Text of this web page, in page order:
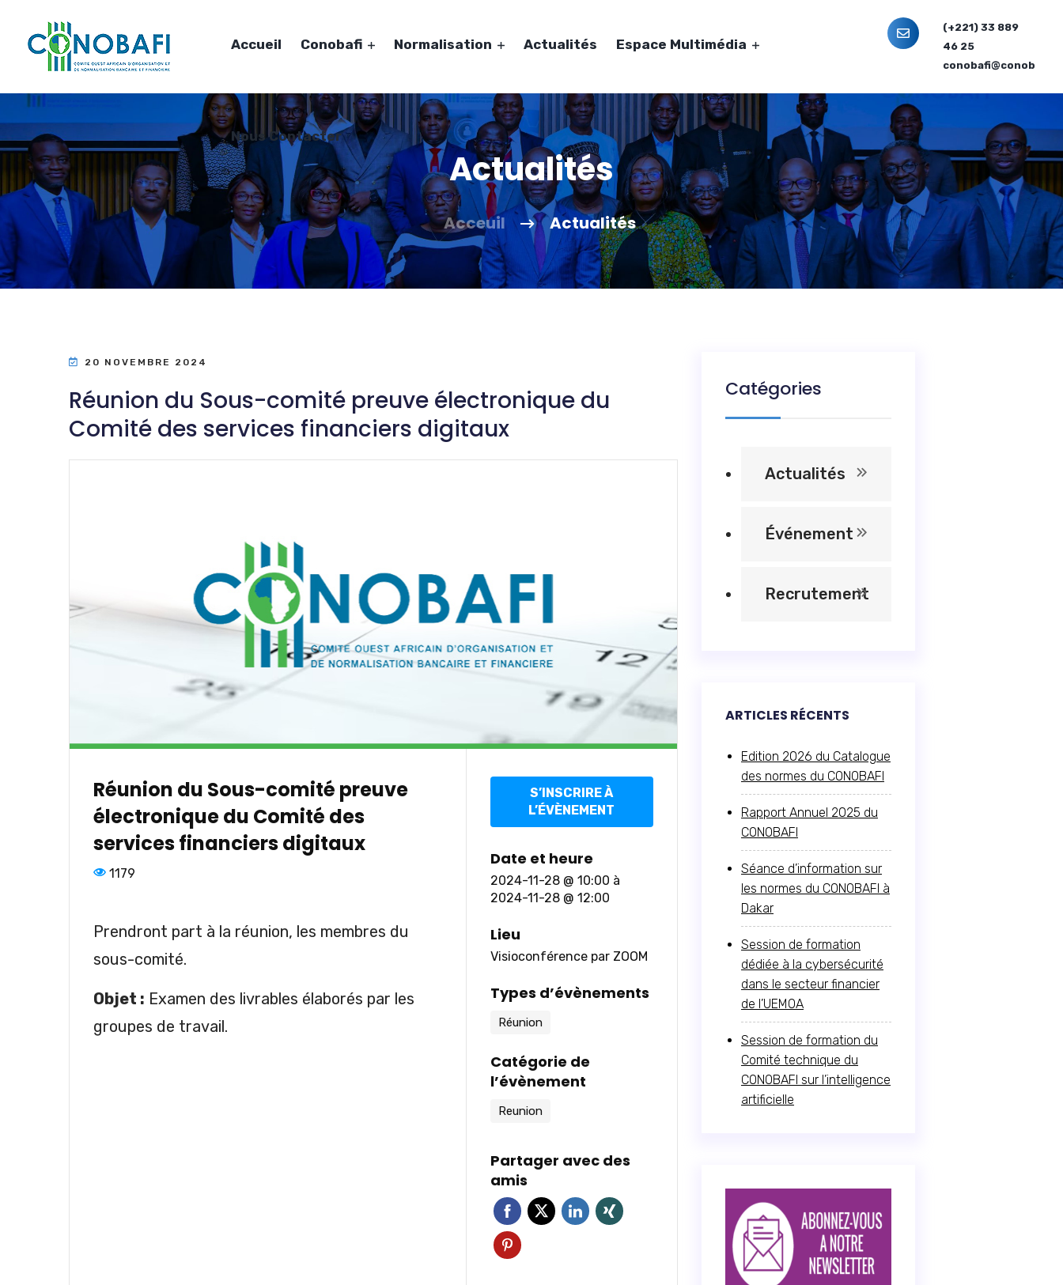
Accueil Conobafi Normalisation Actualités Espace Multimédia
Nous Contacter
(+221) 33 889
46 25
Actualités
Acceuil Actualités
20 NOVEMBRE 2024
Réunion du Sous-comité preuve électronique du
Comité des services financiers digitaux
Réunion du Sous-comité preuve
électronique du Comité des
services financiers digitaux
1179
Prendront part à la réunion, les membres du
sous-comité.
Objet : Examen des livrables élaborés par les
groupes de travail.
S’INSCRIRE À
L’ÉVÈNEMENT
Date et heure
2024-11-28 @ 10:00 à
2024-11-28 @ 12:00
Lieu
Visioconférence par ZOOM
Types d’évènements
Réunion
Catégorie de
l’évènement
Reunion
Partager avec des
amis
Catégories
Actualités
Événement
Recrutement
ARTICLES RÉCENTS
Edition 2026 du Catalogue
des normes du CONOBAFI
Rapport Annuel 2025 du
CONOBAFI
Séance d’information sur
les normes du CONOBAFI à
Dakar
Session de formation
dédiée à la cybersécurité
dans le secteur financier
de l’UEMOA
Session de formation du
Comité technique du
CONOBAFI sur l’intelligence
artificielle